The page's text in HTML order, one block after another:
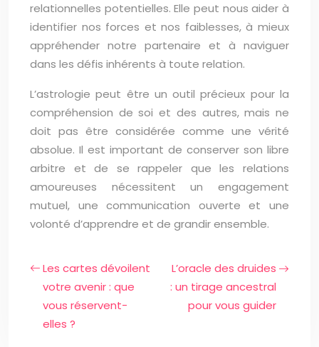
relationnelles potentielles. Elle peut nous aider à
identifier nos forces et nos faiblesses, à mieux
appréhender notre partenaire et à naviguer
dans les défis inhérents à toute relation.
L’astrologie peut être un outil précieux pour la
compréhension de soi et des autres, mais ne
doit pas être considérée comme une vérité
absolue. Il est important de conserver son libre
arbitre et de se rappeler que les relations
amoureuses nécessitent un engagement
mutuel, une communication ouverte et une
volonté d’apprendre et de grandir ensemble.
Les cartes dévoilent
votre avenir : que
vous réservent-
elles ?
L’oracle des druides
: un tirage ancestral
pour vous guider